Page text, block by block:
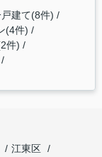
建て(8件)
(4件)
件)
江東区